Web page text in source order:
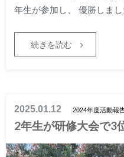
年生が参加し、 優勝しま
続きを読む
2025.01.12 2024年度活動報
2年生が研修大会で3